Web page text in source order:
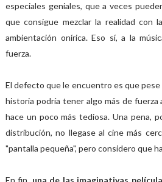
especiales geniales, que a veces
que consigue mezclar la realidad con
ambientación onírica. Eso sí, a la
fuerza.
El defecto que le encuentro es que pese
historia podría tener algo más de fuerza
hace un poco más tediosa. Una pena,
distribución, no llegase al cine más
"pantalla pequeña", pero considero que
En fin, una de las imaginativas